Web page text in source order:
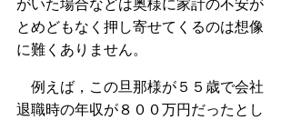
がいた場合などは奥様に家計の不安が
とめどもなく押し寄せてくるのは想像
に難くありません。
例えば，この旦那様が５５歳で会社
退職時の年収が８００万円だったとし